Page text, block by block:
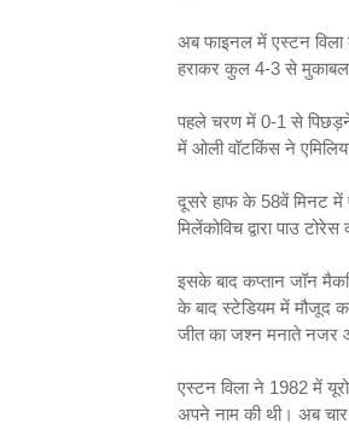
अब फाइनल में एस्टन विला
हराकर कुल 4-3 से
पहले चरण में 0-1 से
में ओली वॉटकिंस ने
दूसरे हाफ के 58वें मिनट में
मिलेंकोविच द्वारा पाउ
इसके बाद कप्तान जॉन
के बाद स्टेडियम में मौजूद
जीत का जश्न मनाते नजर
एस्टन विला ने 1982 में
अपने नाम की थी। अब चार